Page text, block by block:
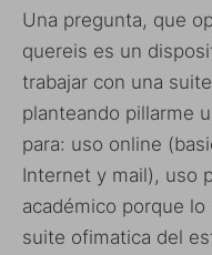
Una pregunta, que
quereis es un
trabajar con una
planteando pillarme
para: uso online
Internet y mail), uso
académico porque
suite ofimatica del